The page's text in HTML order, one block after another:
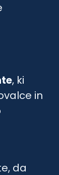
, ki
in
da